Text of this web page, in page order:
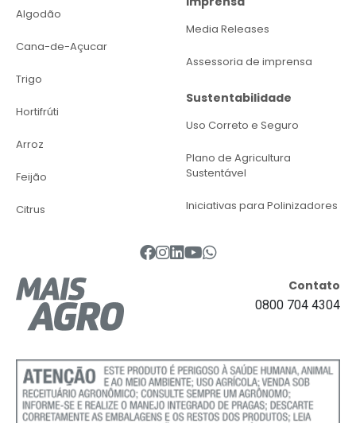
Como solicitar o
financiamento
seguintes passos:
Reunir evidências do impacto (fotos, notas
fiscais, orçamentos e relação das perdas).
Procurar a Casa da Agricultura da CATI ou o
Aguardar a vistoria técnica da propriedade.
elaborada pelo técnico responsável.
FEAP também mantém
linhas de investimento
Além da ação emergencial de custeio, o FEAP
continua oferecendo linhas de investimento para
produtores rurais, cooperativas e associações
Algodão
Cana-de-Açucar
Trigo
Hortifrúti
Arroz
Feijão
Citrus
Media Releases
Assessoria de imprensa
Sustentabilidade
Uso Correto e Seguro
Plano de Agricultura
Sustentável
Iniciativas para Polinizadores
Contato
0800 704 4304